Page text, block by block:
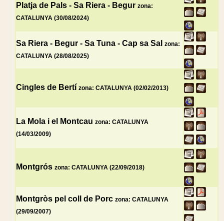
Platja de Pals - Sa Riera - Begur zona:
CATALUNYA (30/08/2024)
Sa Riera - Begur - Sa Tuna - Cap sa Sal zona:
CATALUNYA (28/08/2025)
Cingles de Bertí zona: CATALUNYA (02/02/2013)
La Mola i el Montcau zona: CATALUNYA
(14/03/2009)
Montgrós zona: CATALUNYA (22/09/2018)
Montgròs pel coll de Porc zona: CATALUNYA
(29/09/2007)